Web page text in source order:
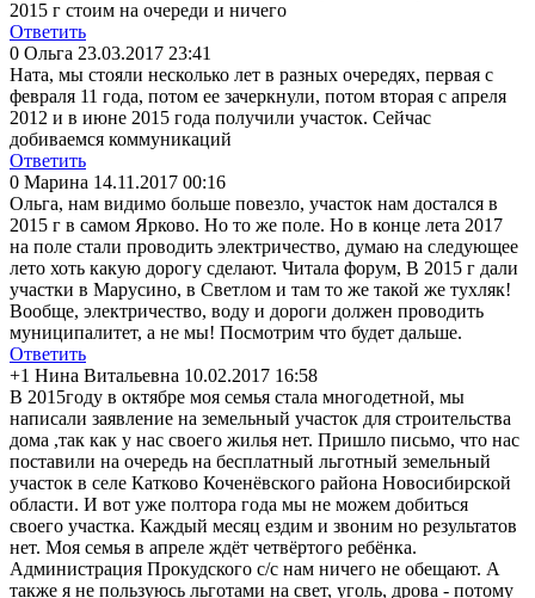
2015 г стоим на очереди и ничего
Ответить
0 Ольга 23.03.2017 23:41
Ната, мы стояли несколько лет в разных очередях, первая с
февраля 11 года, потом ее зачеркнули, потом вторая с апреля
2012 и в июне 2015 года получили участок. Сейчас
добиваемся коммуникаций
Ответить
0 Марина 14.11.2017 00:16
Ольга, нам видимо больше повезло, участок нам достался в
2015 г в самом Ярково. Но то же поле. Но в конце лета 2017
на поле стали проводить электричество, думаю на следующее
лето хоть какую дорогу сделают. Читала форум, В 2015 г дали
участки в Марусино, в Светлом и там то же такой же тухляк!
Вообще, электричество, воду и дороги должен проводить
муниципалитет, а не мы! Посмотрим что будет дальше.
Ответить
+1 Нина Витальевна 10.02.2017 16:58
В 2015году в октябре моя семья стала многодетной, мы
написали заявление на земельный участок для строительства
дома ,так как у нас своего жилья нет. Пришло письмо, что нас
поставили на очередь на бесплатный льготный земельный
участок в селе Катково Коченёвского района Новосибирской
области. И вот уже полтора года мы не можем добиться
своего участка. Каждый месяц ездим и звоним но результатов
нет. Моя семья в апреле ждёт четвёртого ребёнка.
Администрация Прокудского с/с нам ничего не обещают. А
также я не пользуюсь льготами на свет, уголь, дрова - потому